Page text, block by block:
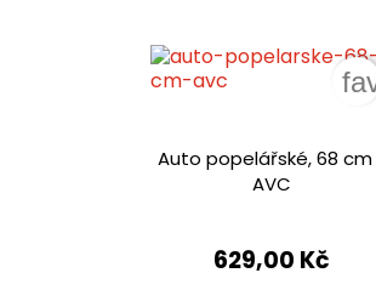
Auto popelářské, 68
AVC
629,00 Kč